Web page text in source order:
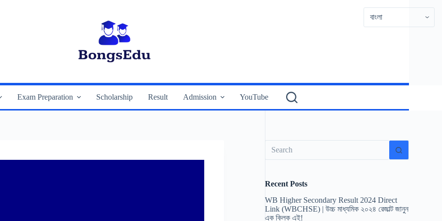
Exam Preparation Scholarship Result Admission YouTube
results
Recent Posts
WB Higher Secondary Result 2024 Direct
Link (WBCHSE) | উচ্চ মাধ্যমিক ২০২৪ রেজাল্ট জানুন
এক ক্লিক এই!